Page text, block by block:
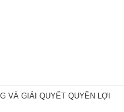
VÀ GIẢI QUYẾT QUYỀN LỢI